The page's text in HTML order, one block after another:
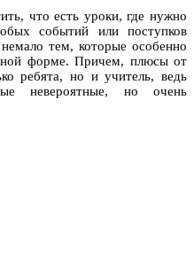
что есть уроки, где нужно
событий или поступков
тем, которые особенно
форме. Причем, плюсы от
ребята, но и учитель, ведь
невероятные, но очень